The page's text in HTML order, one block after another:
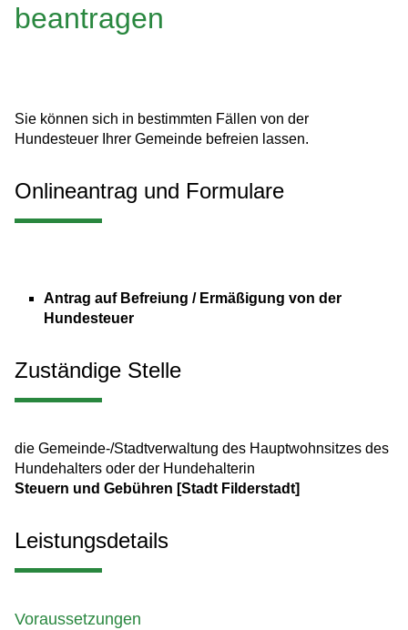
beantragen
Sie können sich in bestimmten Fällen von der
Hundesteuer Ihrer Gemeinde befreien lassen.
Onlineantrag und Formulare
Antrag auf Befreiung / Ermäßigung von der
Hundesteuer
Zuständige Stelle
die Gemeinde-/Stadtverwaltung des Hauptwohnsitzes des
Hundehalters oder der Hundehalterin
Steuern und Gebühren [Stadt Filderstadt]
Leistungsdetails
Voraussetzungen